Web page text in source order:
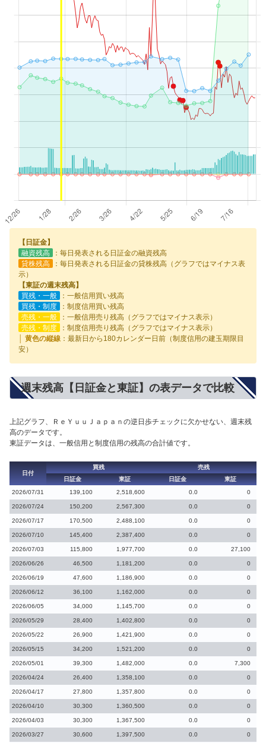
【日証金】
融資残高
：毎日発表される日証金の融資残高
貸株残高
：毎日発表される日証金の貸株残高（グラフではマイナス表
示）
【東証の週末残高】
買残・一般
：一般信用買い残高
買残・制度
：制度信用買い残高
売残・一般
：一般信用売り残高（グラフではマイナス表示）
売残・制度
：制度信用売り残高（グラフではマイナス表示）
│ 黄色の縦線 ：最新日から180カレンダー日前（制度信用の建玉期限目
安）
週末残高【日証金と東証】の表データで比較
上記グラフ、ＲｅＹｕｕＪａｐａｎの逆日歩チェックに欠かせない、週末残
高のデータです。
東証データは、一般信用と制度信用の残高の合計値です。
日付
買残
売残
日証金
東証 日証金
東証
2026/07/31
139,100 2,518,600 0.0 0
2026/07/24 150,200 2,567,300 0.0 0
2026/07/17 170,500 2,488,100 0.0 0
2026/07/10 145,400 2,387,400 0.0 0
2026/07/03 115,800 1,977,700 0.0 27,100
2026/06/26 46,500 1,181,200 0.0 0
2026/06/19 47,600 1,186,900 0.0 0
2026/06/12 36,100 1,162,000 0.0 0
2026/06/05 34,000 1,145,700 0.0 0
2026/05/29 28,400 1,402,800 0.0 0
2026/05/22 26,900 1,421,900 0.0 0
2026/05/15 34,200 1,521,200 0.0 0
2026/05/01 39,300 1,482,000 0.0 7,300
2026/04/24 26,400 1,358,100 0.0 0
2026/04/17 27,800 1,357,800 0.0 0
2026/04/10 30,300 1,360,500 0.0 0
2026/04/03 30,300 1,367,500 0.0 0
2026/03/27 30,600 1,397,500 0.0 0